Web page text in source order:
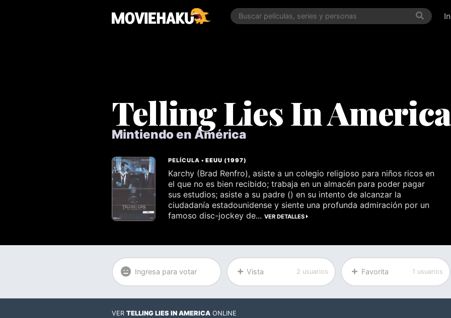
Telling Lies In America
Mintiendo en América
PELÍCULA •EEUU (1997)
Karchy (Brad Renfro), asiste a un colegio religioso para niños ricos en
el que no es bien recibido; trabaja en un almacén para poder pagar
sus estudios; asiste a su padre () en su intento de alcanzar la
ciudadanía estadounidense y siente una profunda admiración por un
famoso disc-jockey de...VER DETALLES
Ingresa para votar Vista 2 usuarios Favorita 1 usuarios
VER TELLING LIES IN AMERICA ONLINE